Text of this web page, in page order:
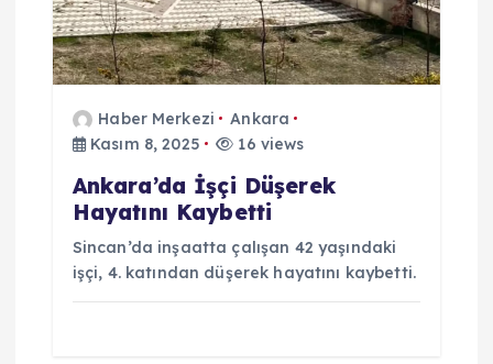
Haber Merkezi
Ankara
Kasım 8, 2025
16 views
Ankara’da İşçi Düşerek
Hayatını Kaybetti
Sincan’da inşaatta çalışan 42 yaşındaki
işçi, 4. katından düşerek hayatını kaybetti.